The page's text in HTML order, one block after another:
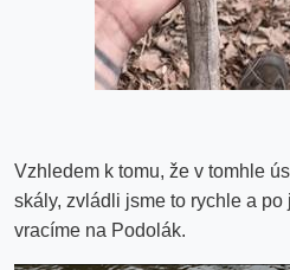
Vzhledem k tomu, že v tomhle
skály, zvládli jsme to rychle a
vracíme na Podolák.